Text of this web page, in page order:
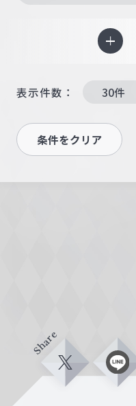
表示件数：
条件をクリア
Share
X L